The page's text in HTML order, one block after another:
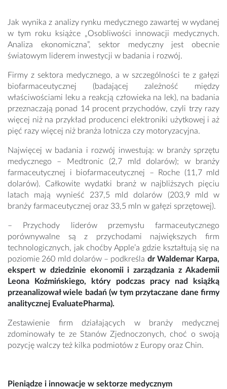
Jak wynika z analizy rynku medycznego zawartej w wydanej
w tym roku książce „Osobliwości innowacji medycznych.
Analiza ekonomiczna”, sektor medyczny jest obecnie
światowym liderem inwestycji w badania i rozwój.
Firmy z sektora medycznego, a w szczególności te z gałęzi
biofarmaceutycznej (badającej zależność między
właściwościami leku a reakcją człowieka na lek), na badania
przeznaczają ponad 14 procent przychodów, czyli trzy razy
więcej niż na przykład producenci elektroniki użytkowej i aż
pięć razy więcej niż branża lotnicza czy motoryzacyjna.
Najwięcej w badania i rozwój inwestują: w branży sprzętu
medycznego – Medtronic (2,7 mld dolarów); w branży
farmaceutycznej i biofarmaceutycznej – Roche (11,7 mld
dolarów). Całkowite wydatki branż w najbliższych pięciu
latach mają wynieść 237,5 mld dolarów (203,9 mld w
branży farmaceutycznej oraz 33,5 mln w gałęzi sprzętowej).
– Przychody liderów przemysłu farmaceutycznego
porównywalne są z przychodami największych firm
technologicznych, jak choćby Apple’a gdzie kształtują się na
poziomie 260 mld dolarów – podkreśla dr Waldemar Karpa,
ekspert w dziedzinie ekonomii i zarządzania z Akademii
Leona Koźmińskiego, który podczas pracy nad książką
przeanalizował wiele badań (w tym przytaczane dane firmy
analitycznej EvaluatePharma).
Zestawienie firm działających w branży medycznej
zdominowały te ze Stanów Zjednoczonych, choć o swoją
pozycję walczy też kilka podmiotów z Europy oraz Chin.
Pieniądze i innowacje w sektorze medycznym